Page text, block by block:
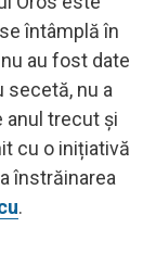
întâmplă în
au fost date
secetă, nu a
anul trecut și
cu o inițiativă
înstrăinarea
.